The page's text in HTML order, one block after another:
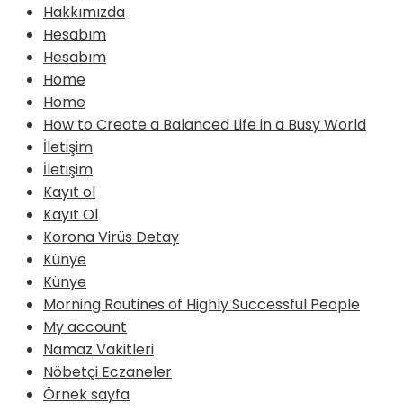
Hakkımızda
Hesabım
Hesabım
Home
Home
How to Create a Balanced Life in a Busy World
İletişim
İletişim
Kayıt ol
Kayıt Ol
Korona Virüs Detay
Künye
Künye
Morning Routines of Highly Successful People
My account
Namaz Vakitleri
Nöbetçi Eczaneler
Örnek sayfa